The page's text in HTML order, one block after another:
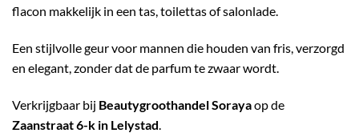
flacon makkelijk in een tas, toilettas of salonlade.
Een stijlvolle geur voor mannen die houden van fris, verzorgd
en elegant, zonder dat de parfum te zwaar wordt.
Verkrijgbaar bij Beautygroothandel Sorayaop de
Zaanstraat 6-k in Lelystad.